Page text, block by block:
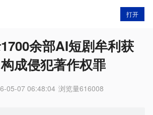
打开
余部AI短剧牟利获
成侵犯著作权罪
05-07 06:48:04 浏览量616008